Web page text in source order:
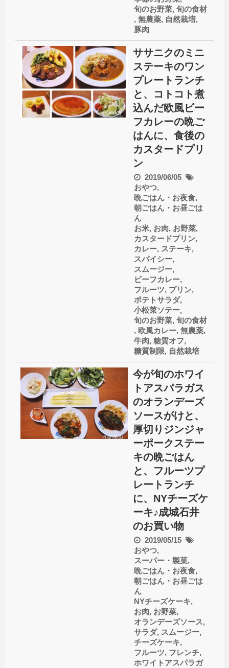
旬のお野菜, 旬の食材
, 無農薬, 自然栽培,
豚肉
ササニクのミニ
ステーキのワン
プレートランチ
と、コトコト煮
込んだ欧風ビー
フカレーの晩ご
はんに、食後の
カスタードプリ
ン
2019/06/05
おやつ,
晩ごはん・お夜食,
朝ごはん・お昼ごは
ん
お米, お肉, お野菜,
カスタードプリン,
カレー, ステーキ,
スパイシー,
スムージー,
ビーフカレー,
フルーツ, プリン,
ポテトサラダ,
小松菜ソテー,
旬のお野菜, 旬の食材
, 欧風カレー, 無農薬,
牛肉, 糖質オフ,
糖質制限, 自然栽培
今が旬のホワイ
トアスパラガス
のオランデーズ
ソースがけと、
厚切りジンジャ
ーポークステー
キの晩ごはん
と、フルーツプ
レートランチ
に、NYチーズケ
ーキ♪成城石井
のお買い物
2019/05/15
おやつ,
スーパー・製菓,
晩ごはん・お夜食,
朝ごはん・お昼ごは
ん
NYチーズケーキ,
お肉, お野菜,
オランデーズソース,
サラダ, スムージー,
チーズケーキ,
フルーツ, フレンチ,
ホワイトアスパラガ